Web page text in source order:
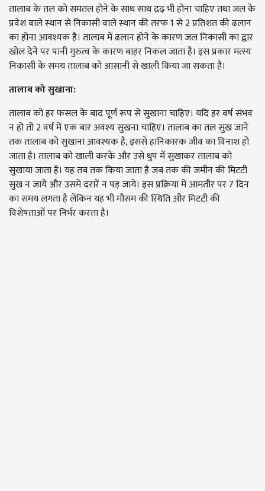
तालाब के तल को समतल होने के साथ साथ द्रढ़ भी होना चाहिए तथा जल के
प्रवेश वाले स्थान से निकासी वाले स्थान की तरफ 1 से 2 प्रतिशत की ढलान
का होना आवश्यक है। तालाब में ढलान होने के कारण जल निकासी का द्वार
खोल देने पर पानी गुरुत्व के कारण बाहर निकल जाता है। इस प्रकार मत्स्य
निकासी के समय तालाब को आसानी से खाली किया जा सकता है।
तालाब को सुखाना:
तालाब को हर फसल के बाद पूर्ण रूप से सुखाना चाहिए। यदि हर वर्ष संभव
न हो तो 2 वर्ष में एक बार अवश्य सुखना चाहिए। तालाब का तल सुख जाने
तक तालाब को सुखाना आवश्यक है, इससे हानिकारक जीव का विनाश हो
जाता है। तालाब को खाली करके और उसे धुप में सुखाकर तालाब को
सुखाया जाता है। यह तब तक किया जाता है जब तक की जमीन की मिटटी
सुख न जाये और उसमे दरारें न पड़ जाये। इस प्रक्रिया में आमतौर पर 7 दिन
का समय लगता है लेकिन यह भी मौसम की स्थिति और मिटटी की
विशेषताओं पर निर्भर करता है।